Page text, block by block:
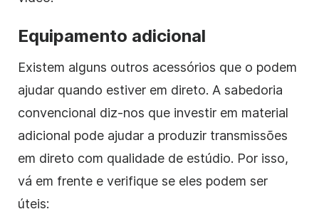
Equipamento adicional
Existem alguns outros acessórios que o podem
ajudar quando estiver em direto. A sabedoria
convencional diz-nos que investir em material
adicional pode ajudar a produzir transmissões
em direto com qualidade de estúdio. Por isso,
vá em frente e verifique se eles podem ser
úteis: